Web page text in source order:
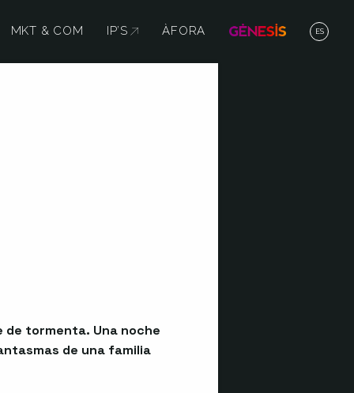
MKT & COM IP’S ABRE EN NUEVA VENTANA
ÀFORA ES
tormenta. Una noche
de una familia